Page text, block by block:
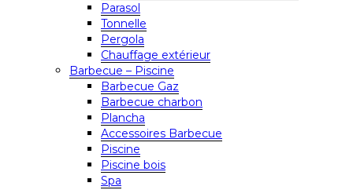
Parasol
Tonnelle
Pergola
Chauffage extérieur
Barbecue – Piscine
Barbecue Gaz
Barbecue charbon
Plancha
Accessoires Barbecue
Piscine
Piscine bois
Spa